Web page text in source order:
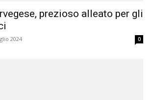
prezioso alleato per gli
2024 0